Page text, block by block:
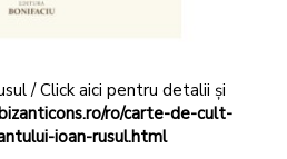
/ Click aici pentru detalii și
ro/carte-de-cult-
ioan-rusul.html